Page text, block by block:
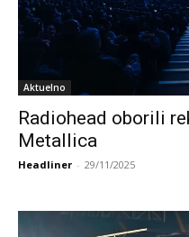
Aktuelno
Radiohead oborili
Metallica
Headliner - 29/11/2025